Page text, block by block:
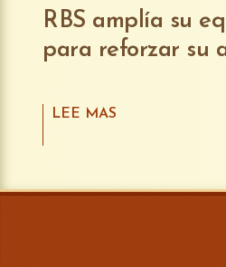
RBS amplía su
para reforzar su
LEE MAS